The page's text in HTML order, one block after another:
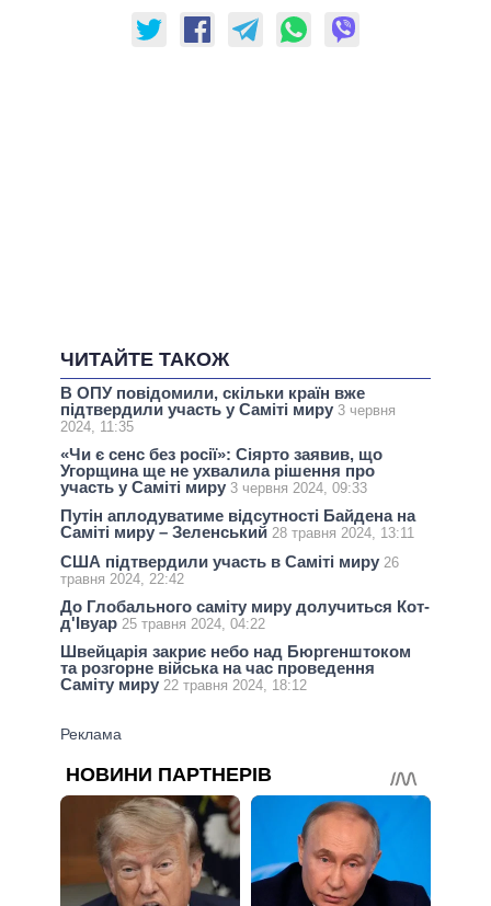
ЧИТАЙТЕ ТАКОЖ
В ОПУ повідомили, скільки країн вже
підтвердили участь у Саміті миру 3 червня
2024, 11:35
«Чи є сенс без росії»: Сіярто заявив, що
Угорщина ще не ухвалила рішення про
участь у Саміті миру 3 червня 2024, 09:33
Путін аплодуватиме відсутності Байдена на
Саміті миру – Зеленський 28 травня 2024, 13:11
США підтвердили участь в Саміті миру 26
травня 2024, 22:42
До Глобального саміту миру долучиться Кот-
д'Івуар 25 травня 2024, 04:22
Швейцарія закриє небо над Бюргенштоком
та розгорне війська на час проведення
Саміту миру 22 травня 2024, 18:12